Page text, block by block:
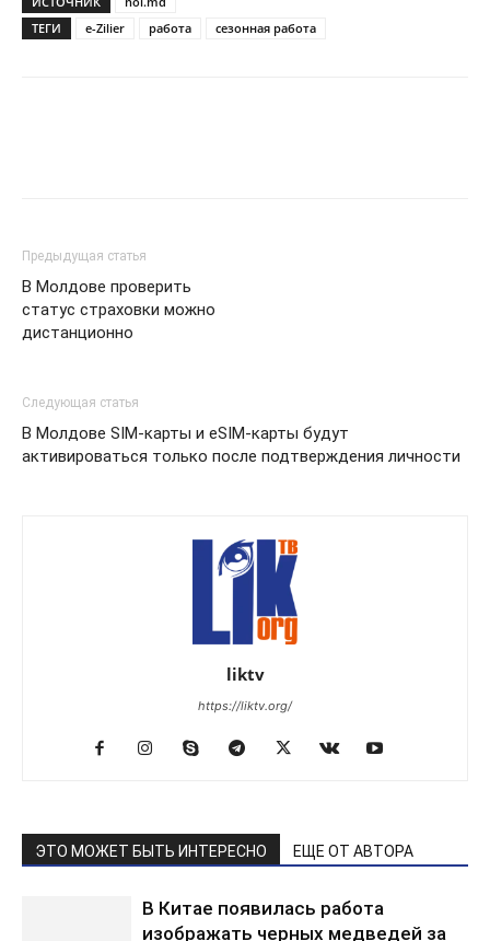
ТЕГИ
e-Zilier работа сезонная работа
Предыдущая статья
В Молдове проверить
статус страховки можно
дистанционно
Следующая статья
В Молдове SIM-карты и eSIM-карты будут
активироваться только после подтверждения личности
liktv
https://liktv.org/
ЭТО МОЖЕТ БЫТЬ ИНТЕРЕСНО ЕЩЕ ОТ АВТОРА
В Китае появилась работа
изображать черных медведей за